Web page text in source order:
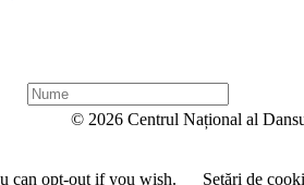
N
u
© 2026 Centrul Național al
can opt-out if you wish. Setări de